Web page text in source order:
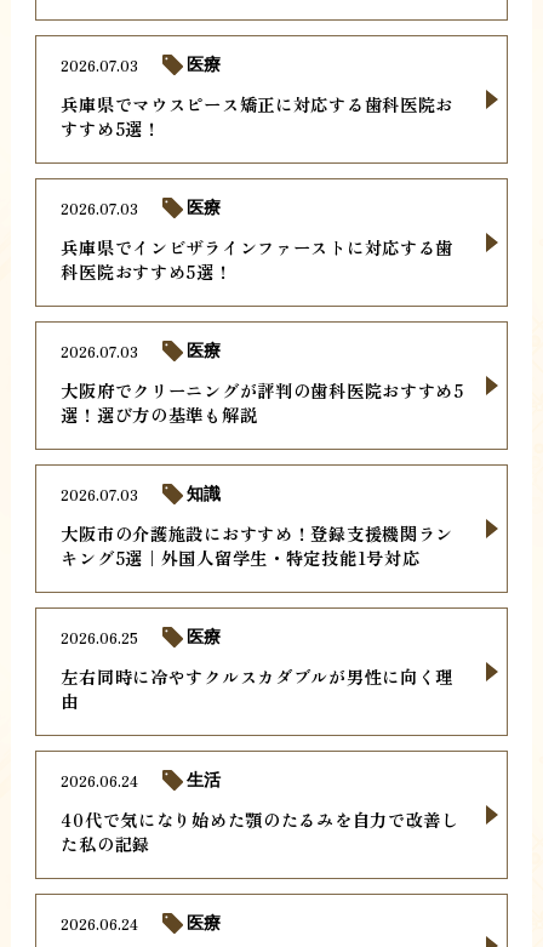
兵庫県でマウスピース矯正に対応する歯科医院お
すすめ5選！
2026.07.03 医療
兵庫県でインビザラインファーストに対応する歯
科医院おすすめ5選！
2026.07.03 医療
大阪府でクリーニングが評判の歯科医院おすすめ5
選！選び方の基準も解説
2026.07.03 医療
大阪市の介護施設におすすめ！登録支援機関ラン
キング5選｜外国人留学生・特定技能1号対応
2026.07.03 知識
左右同時に冷やすクルスカダブルが男性に向く理
由
2026.06.25 医療
40代で気になり始めた顎のたるみを自力で改善し
た私の記録
2026.06.24 生活
2026.06.24 医療